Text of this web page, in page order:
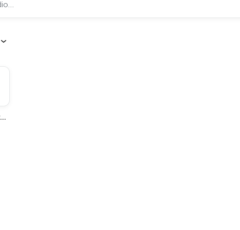
Voice of Maldives - Dhivehi Raajjeyge Adu